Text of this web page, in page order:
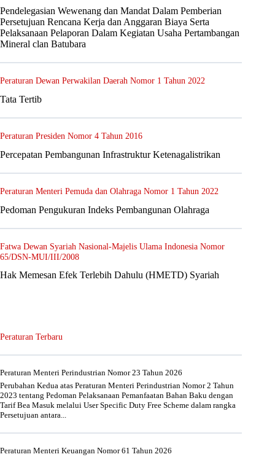
Pendelegasian Wewenang dan Mandat Dalam Pemberian
Persetujuan Rencana Kerja dan Anggaran Biaya Serta
Pelaksanaan Pelaporan Dalam Kegiatan Usaha Pertambangan
Mineral clan Batubara
Peraturan Dewan Perwakilan Daerah Nomor 1 Tahun 2022
Tata Tertib
Peraturan Presiden Nomor 4 Tahun 2016
Percepatan Pembangunan Infrastruktur Ketenagalistrikan
Peraturan Menteri Pemuda dan Olahraga Nomor 1 Tahun 2022
Pedoman Pengukuran Indeks Pembangunan Olahraga
Fatwa Dewan Syariah Nasional-Majelis Ulama Indonesia Nomor
65/DSN-MUI/III/2008
Hak Memesan Efek Terlebih Dahulu (HMETD) Syariah
Peraturan Terbaru
Peraturan Menteri Perindustrian Nomor 23 Tahun 2026
Perubahan Kedua atas Peraturan Menteri Perindustrian Nomor 2 Tahun
2023 tentang Pedoman Pelaksanaan Pemanfaatan Bahan Baku dengan
Tarif Bea Masuk melalui User Specific Duty Free Scheme dalam rangka
Persetujuan antara...
Peraturan Menteri Keuangan Nomor 61 Tahun 2026